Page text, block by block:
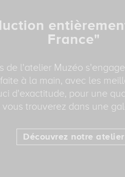
France"
de l'atelier Muzéo
à la main, avec les
d'exactitude, pour une
vous trouverez dans une
Découvrez notre atelier